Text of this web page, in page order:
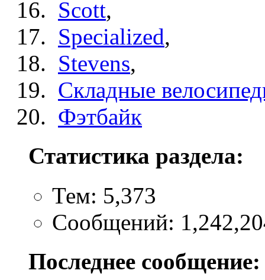
Scott,
Specialized,
Stevens,
Складные
Фэтбайк
Статистика раздела:
Тем: 5,373
Сообщений:
Последнее сообщение: